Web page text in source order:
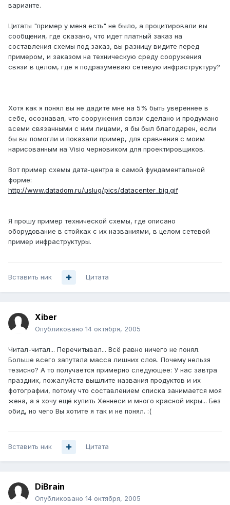
варианте.
Цитаты "пример у меня есть" не было, а процитировали вы
сообщения, где сказано, что идет платный заказ на
составления схемы под заказ, вы разницу видите перед
примером, и заказом на техническую среду сооружения
связи в целом, где я подразумеваю сетевую инфраструктуру?
Хотя как я понял вы не дадите мне на 5% быть увереннее в
себе, осознавая, что сооружения связи сделано и продумано
всеми связанными с ним лицами, я бы был благодарен, если
бы вы помогли и показали пример, для сравнения с моим
нарисованным на Visio черновиком для проектировщиков.
Вот пример схемы дата-центра в самой фундаментальной
форме:
http://www.datadom.ru/uslug/pics/datacenter_big.gif
Я прошу пример технической схемы, где описано
оборудование в стойках с их названиями, в целом сетевой
пример инфраструктуры.
Вставить ник Цитата
Xiber
Опубликовано 14 октября, 2005
Читал-читал... Перечитывал... Всё равно ничего не понял.
Больше всего запутала масса лишних слов. Почему нельзя
тезисно? А то получается примерно следующее: У нас завтра
праздник, пожалуйста вышлите названия продуктов и их
фотографии, потому что составлением списка занимается моя
жена, а я хочу ещё купить Хеннеси и много красной икры... Без
обид, но чего Вы хотите я так и не понял. :(
Вставить ник Цитата
DiBrain
Опубликовано 14 октября, 2005